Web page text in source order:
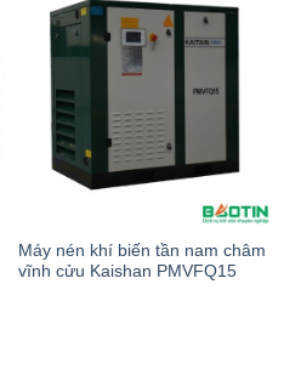
Máy nén khí biến tần nam châm
vĩnh cửu Kaishan PMVFQ15